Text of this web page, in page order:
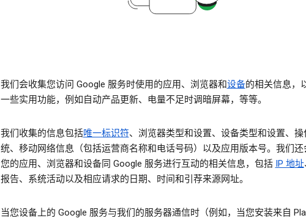
我们会收集您访问 Google 服务时使用的应用、浏览器和设备的相关信息，
一些实用功能，例如自动产品更新、电量不足时调暗屏幕，等等。
我们收集的信息包括唯一标识符、浏览器类型和设置、设备类型和设置、操
统、移动网络信息（包括运营商名称和电话号码）以及应用版本号。我们还
您的应用、浏览器和设备同 Google 服务进行互动的相关信息，包括 IP 地址
报告、系统活动以及相应请求的日期、时间和引荐来源网址。
当您设备上的 Google 服务与我们的服务器通信时（例如，当您安装来自